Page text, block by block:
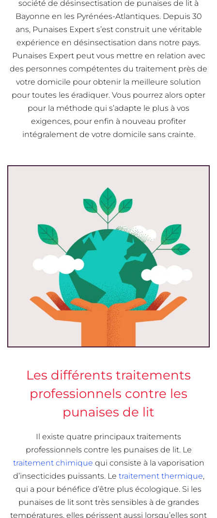
société de désinsectisation de punaises de lit à
Bayonne en les Pyrénées-Atlantiques. Depuis 30
ans, Punaises Expert s’est construit une véritable
expérience en désinsectisation dans notre pays.
Punaises Expert peut vous mettre en relation avec
des personnes compétentes du traitement près de
votre domicile pour obtenir la meilleure solution
pour toutes les éradiquer. Vous pourrez alors opter
pour la méthode qui s’adapte le plus à vos
exigences, pour enfin à nouveau profiter
intégralement de votre domicile sans crainte.
Les différents traitements
professionnels contre les
punaises de lit
Il existe quatre principaux traitements
professionnels contre les punaises de lit. Le
traitement chimique qui consiste à la vaporisation
d’insecticides puissants. Le traitement thermique,
qui a pour bénéfice d’être plus écologique. Si les
punaises de lit sont très sensibles à de grandes
températures, elles périssent aussi lorsqu’elles sont